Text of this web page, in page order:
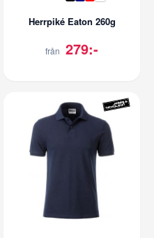
Herrpiké Eaton 260g
från 279:-